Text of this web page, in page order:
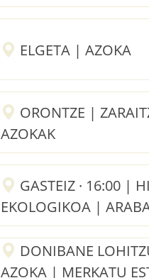
ELGETA | AZOKA
ORONTZE |
AZOKAK
GASTEIZ · 16:00 |
EKOLOGIKOA |
DONIBANE
AZOKA | MERKATU